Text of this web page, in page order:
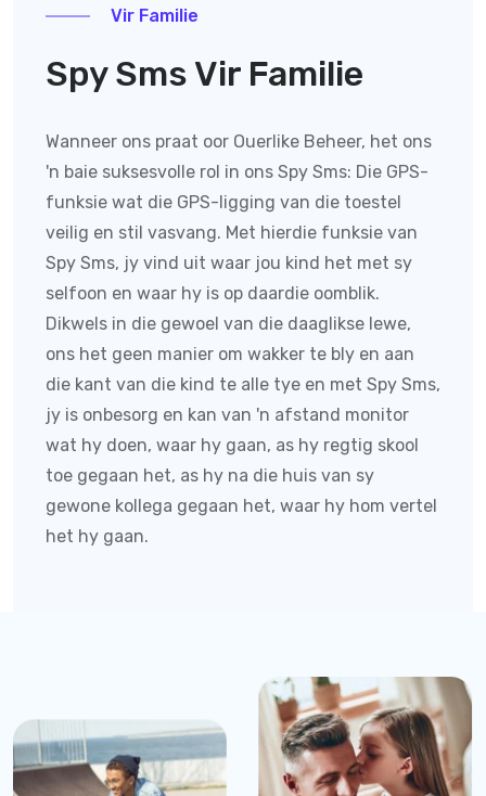
Vir Familie
Spy Sms Vir Familie
Wanneer ons praat oor Ouerlike Beheer, het ons
'n baie suksesvolle rol in ons Spy Sms: Die GPS-
funksie wat die GPS-ligging van die toestel
veilig en stil vasvang. Met hierdie funksie van
Spy Sms, jy vind uit waar jou kind het met sy
selfoon en waar hy is op daardie oomblik.
Dikwels in die gewoel van die daaglikse lewe,
ons het geen manier om wakker te bly en aan
die kant van die kind te alle tye en met Spy Sms,
jy is onbesorg en kan van 'n afstand monitor
wat hy doen, waar hy gaan, as hy regtig skool
toe gegaan het, as hy na die huis van sy
gewone kollega gegaan het, waar hy hom vertel
het hy gaan.